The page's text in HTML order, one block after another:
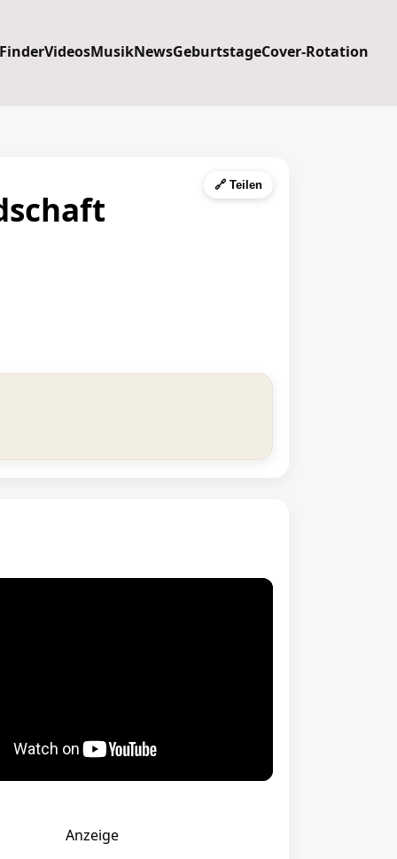
VideosMusikNewsGeburtstageCover-Rotation
🔗 Teilen
Anzeige